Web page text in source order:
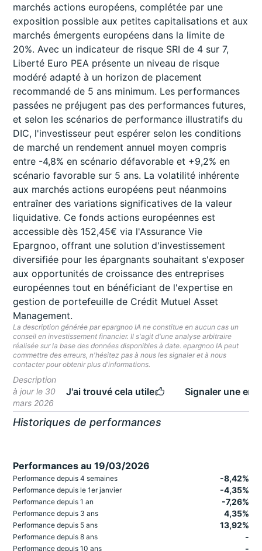
marchés actions européens, complétée par une
exposition possible aux petites capitalisations et aux
marchés émergents européens dans la limite de
20%. Avec un indicateur de risque SRI de 4 sur 7,
Liberté Euro PEA présente un niveau de risque
modéré adapté à un horizon de placement
recommandé de 5 ans minimum. Les performances
passées ne préjugent pas des performances futures,
et selon les scénarios de performance illustratifs du
DIC, l'investisseur peut espérer selon les conditions
de marché un rendement annuel moyen compris
entre -4,8% en scénario défavorable et +9,2% en
scénario favorable sur 5 ans. La volatilité inhérente
aux marchés actions européens peut néanmoins
entraîner des variations significatives de la valeur
liquidative. Ce fonds actions européennes est
accessible dès 152,45€ via l'Assurance Vie
Epargnoo, offrant une solution d'investissement
diversifiée pour les épargnants souhaitant s'exposer
aux opportunités de croissance des entreprises
européennes tout en bénéficiant de l'expertise en
gestion de portefeuille de Crédit Mutuel Asset
Management.
La description générée par epargnoo IA ne constitue en aucun cas un
conseil en investissement financier. Il s'agit d'une analyse arbitraire
réalisée sur la base des données disponibles à date. epargnoo IA peut
commettre des erreurs, n'hésitez pas à nous les signaler et à nous
contacter pour obtenir plus d'informations.
Description
à jour le 30
mars 2026
J'ai trouvé cela utile Signaler une
Historiques de performances
Performances au 19/03/2026
Performance depuis 4 semaines -8,42%
Performance depuis le 1er janvier -4,35%
Performance depuis 1 an -7,26%
Performance depuis 3 ans 4,35%
Performance depuis 5 ans 13,92%
Performance depuis 8 ans -
Performance depuis 10 ans -